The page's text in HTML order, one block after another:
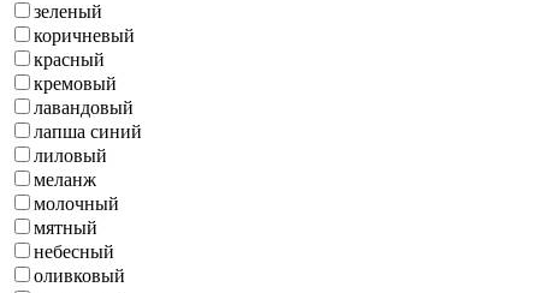
зеленый
коричневый
красный
кремовый
лавандовый
лапша синий
лиловый
меланж
молочный
мятный
небесный
оливковый